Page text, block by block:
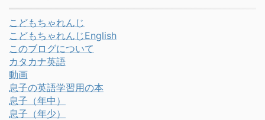
こどもちゃれんじ
こどもちゃれんじEnglish
このブログについて
カタカナ英語
動画
息子の英語学習用の本
息子（年中）
息子（年少）